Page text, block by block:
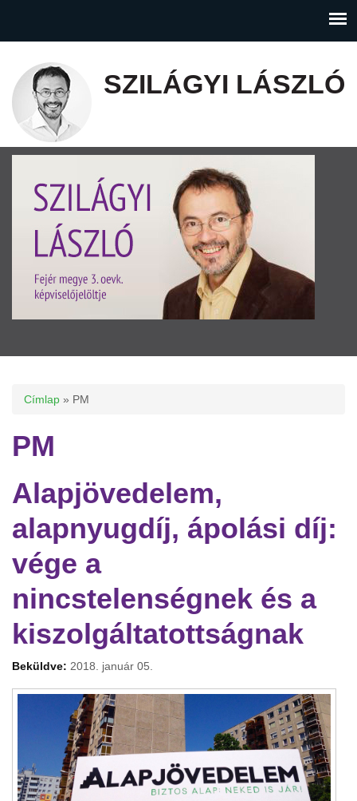
SZILÁGYI LÁSZLÓ
Jelenlegi hely
Címlap » PM
PM
Alapjövedelem,
alapnyugdíj, ápolási díj:
vége a
nincstelenségnek és a
kiszolgáltatottságnak
Beküldve: 2018. január 05.